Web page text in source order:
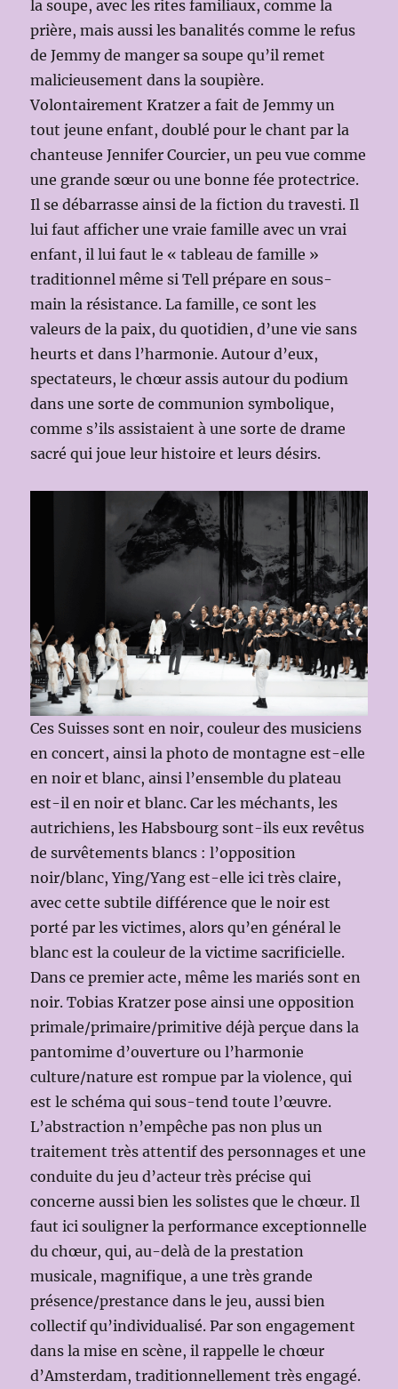
la soupe, avec les rites familiaux, comme la
prière, mais aussi les banalités comme le refus
de Jemmy de manger sa soupe qu’il remet
malicieusement dans la soupière.
Volontairement Kratzer a fait de Jemmy un
tout jeune enfant, doublé pour le chant par la
chanteuse Jennifer Courcier, un peu vue comme
une grande sœur ou une bonne fée protectrice.
Il se débarrasse ainsi de la fiction du travesti. Il
lui faut afficher une vraie famille avec un vrai
enfant, il lui faut le « tableau de famille »
traditionnel même si Tell prépare en sous-
main la résistance. La famille, ce sont les
valeurs de la paix, du quotidien, d’une vie sans
heurts et dans l’harmonie. Autour d’eux,
spectateurs, le chœur assis autour du podium
dans une sorte de communion symbolique,
comme s’ils assistaient à une sorte de drame
sacré qui joue leur histoire et leurs désirs.
Ces Suisses sont en noir, couleur des musiciens
en concert, ainsi la photo de montagne est-elle
en noir et blanc, ainsi l’ensemble du plateau
est-il en noir et blanc. Car les méchants, les
autrichiens, les Habsbourg sont-ils eux revêtus
de survêtements blancs : l’opposition
noir/blanc, Ying/Yang est-elle ici très claire,
avec cette subtile différence que le noir est
porté par les victimes, alors qu’en général le
blanc est la couleur de la victime sacrificielle.
Dans ce premier acte, même les mariés sont en
noir. Tobias Kratzer pose ainsi une opposition
primale/primaire/primitive déjà perçue dans la
pantomime d’ouverture ou l’harmonie
culture/nature est rompue par la violence, qui
est le schéma qui sous-tend toute l’œuvre.
L’abstraction n’empêche pas non plus un
traitement très attentif des personnages et une
conduite du jeu d’acteur très précise qui
concerne aussi bien les solistes que le chœur. Il
faut ici souligner la performance exceptionnelle
du chœur, qui, au-delà de la prestation
musicale, magnifique, a une très grande
présence/prestance dans le jeu, aussi bien
collectif qu’individualisé. Par son engagement
dans la mise en scène, il rappelle le chœur
d’Amsterdam, traditionnellement très engagé.